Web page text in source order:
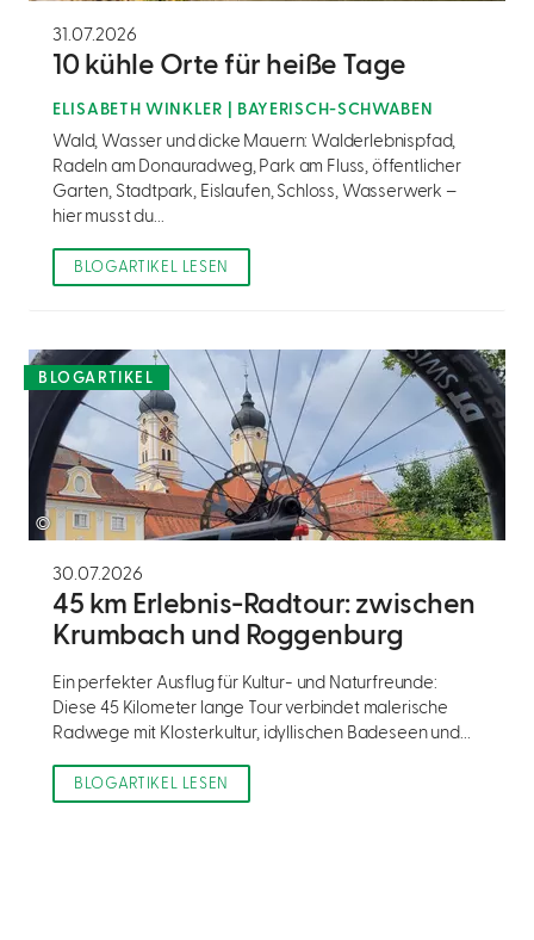
31.07.2026
10 kühle Orte für heiße Tage
ELISABETH WINKLER | BAYERISCH-SCHWABEN
Wald, Wasser und dicke Mauern: Walderlebnispfad,
Radeln am Donauradweg, Park am Fluss, öffentlicher
Garten, Stadtpark, Eislaufen, Schloss, Wasserwerk –
hier musst du...
BLOGARTIKEL LESEN
BLOGARTIKEL
©
30.07.2026
45 km Erlebnis-Radtour: zwischen
Krumbach und Roggenburg
Ein perfekter Ausflug für Kultur- und Naturfreunde:
Diese 45 Kilometer lange Tour verbindet malerische
Radwege mit Klosterkultur, idyllischen Badeseen und...
BLOGARTIKEL LESEN